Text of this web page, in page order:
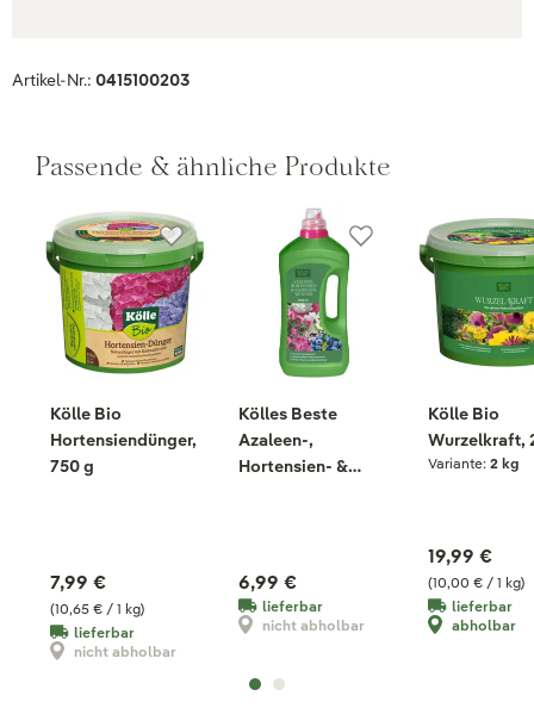
Artikel-Nr.: 0415100203
Passende & ähnliche Produkte
Kölle Bio
Hortensiendünger,
750 g
(10,65 € / 1 kg)
7,99 €
lieferbar
nicht abholbar
Kölles Beste
Azaleen-,
Hortensien- &
6,99 €
lieferbar
nicht abholbar
Kölle Bio
Wurzelkraft,
Variante: 2 kg
(10,00 € / 1 kg)
19,99 €
lieferbar
abholbar